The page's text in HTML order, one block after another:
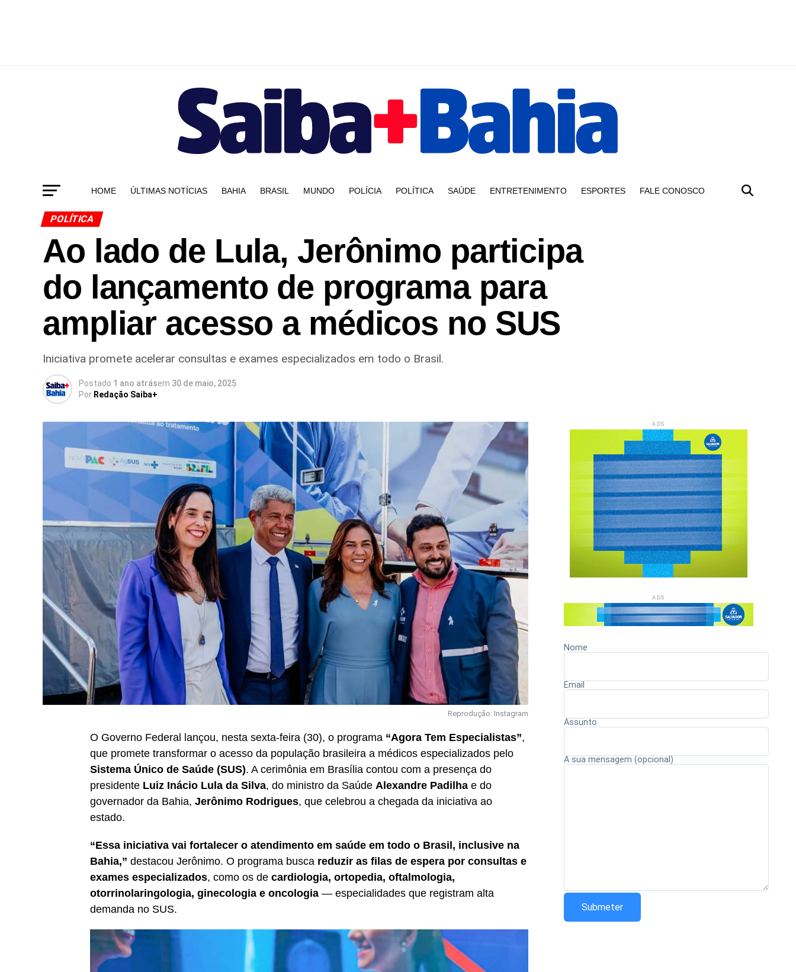
HOME ÚLTIMAS NOTÍCIAS BAHIA BRASIL MUNDO POLÍCIA POLÍTICA SAÚDE ENTRETENIMENTO ESPORTES FALE CONOSCO
POLÍTICA
Ao lado de Lula, Jerônimo participa
do lançamento de programa para
ampliar acesso a médicos no SUS
Iniciativa promete acelerar consultas e exames especializados em todo o Brasil.
Postado 1 ano atrásem 30 de maio, 2025
Por Redação Saiba+
Reprodução: Instagram
O Governo Federal lançou, nesta sexta-feira (30), o programa “Agora Tem Especialistas”,
que promete transformar o acesso da população brasileira a médicos especializados pelo
Sistema Único de Saúde (SUS). A cerimônia em Brasília contou com a presença do
presidente Luiz Inácio Lula da Silva, do ministro da Saúde Alexandre Padilha e do
governador da Bahia, Jerônimo Rodrigues, que celebrou a chegada da iniciativa ao
estado.
“Essa iniciativa vai fortalecer o atendimento em saúde em todo o Brasil, inclusive na
Bahia,” destacou Jerônimo. O programa busca reduzir as filas de espera por consultas e
exames especializados, como os de cardiologia, ortopedia, oftalmologia,
otorrinolaringologia, ginecologia e oncologia — especialidades que registram alta
demanda no SUS.
ADS
ADS
Nome
Email
Assunto
A sua mensagem (opcional)